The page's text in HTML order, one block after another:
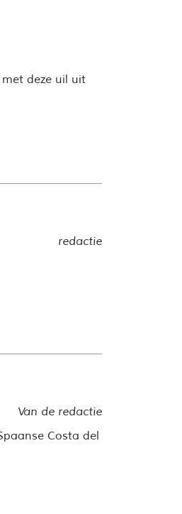
deze uil uit
redactie
Van de redactie
Costa del